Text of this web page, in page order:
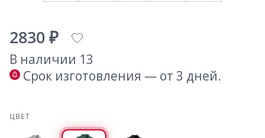
2830 ₽
В наличии 13
Срок изготовления — от 3 дней.
ЦВЕТ